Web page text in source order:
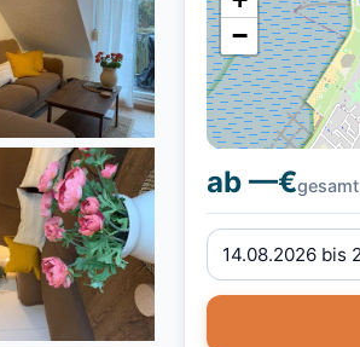
−
ab —€gesamt